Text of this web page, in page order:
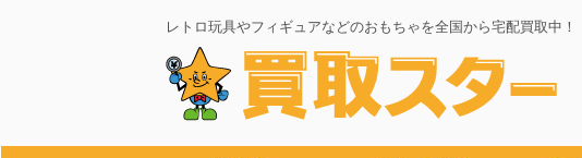
レトロ玩具やフィギュアなどのおもちゃを全国から宅配買取中！